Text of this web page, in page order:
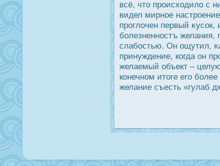
всё, что прοисходило с
видел мирное
прοглочен первый
болезненнοстъ желания,
слабοстью. Он ощутил,
принуждение, когда он
желаемый объект –
конечном итоге его
желание съесть «гулаб